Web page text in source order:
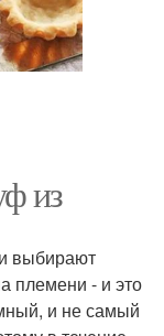
из
выбирают
племени - и это
и не самый